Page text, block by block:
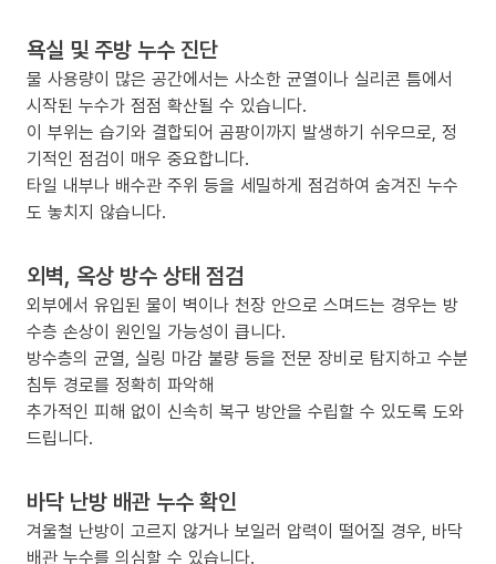
욕실 및 주방 누수 진단
물 사용량이 많은 공간에서는 사소한 균열이나 실리콘 틈에서
시작된 누수가 점점 확산될 수 있습니다.
이 부위는 습기와 결합되어 곰팡이까지 발생하기 쉬우므로, 정
기적인 점검이 매우 중요합니다.
타일 내부나 배수관 주위 등을 세밀하게 점검하여 숨겨진 누수
도 놓치지 않습니다.
외벽, 옥상 방수 상태 점검
외부에서 유입된 물이 벽이나 천장 안으로 스며드는 경우는 방
수층 손상이 원인일 가능성이 큽니다.
방수층의 균열, 실링 마감 불량 등을 전문 장비로 탐지하고 수분
침투 경로를 정확히 파악해
추가적인 피해 없이 신속히 복구 방안을 수립할 수 있도록 도와
드립니다.
바닥 난방 배관 누수 확인
겨울철 난방이 고르지 않거나 보일러 압력이 떨어질 경우, 바닥
배관 누수를 의심할 수 있습니다.